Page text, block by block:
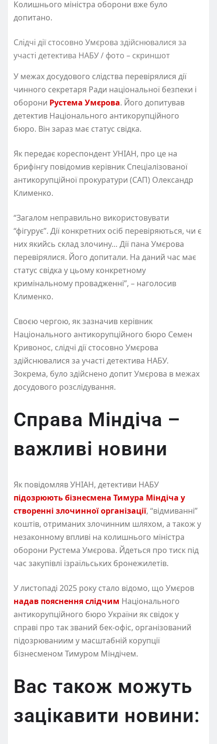
Колишнього міністра оборони вже було
допитано.
Слідчі дії стосовно Умєрова здійснювалися за
участі детектива НАБУ / фото – скриншот
У межах досудового слідства перевірялися дії
чинного секретаря Ради національної безпеки і
оборони Рустема Умєрова. Його допитував
детектив Національного антикорупційного
бюро. Він зараз має статус свідка.
Як передає кореспондент УНІАН, про це на
брифінгу повідомив керівник Спеціалізованої
антикорупційної прокуратури (САП) Олександр
Клименко.
“Загалом неправильно використовувати
“фігурує”. Дії конкретних осіб перевіряються, чи є
них якийсь склад злочину… Дії пана Умєрова
перевірялися. Його допитали. На даний час має
статус свідка у цьому конкретному
кримінальному провадженні”, – наголосив
Клименко.
Своєю чергою, як зазначив керівник
Національного антикорупційного бюро Семен
Кривонос, слідчі дії стосовно Умєрова
здійснювалися за участі детектива НАБУ.
Зокрема, було здійснено допит Умєрова в межах
досудового розслідування.
Справа Міндіча –
важливі новини
Як повідомляв УНІАН, детективи НАБУ
підозрюють бізнесмена Тимура Міндіча у
створенні злочинної організації, “відмиванні”
коштів, отриманих злочинним шляхом, а також у
незаконному впливі на колишнього міністра
оборони Рустема Умєрова. Йдеться про тиск під
час закупівлі ізраїльських бронежилетів.
У листопаді 2025 року стало відомо, що Умєров
надав пояснення слідчим Національного
антикорупційного бюро України як свідок у
справі про так званий бек-офіс, організований
підозрюваниим у масштабній корупції
бізнесменом Тимуром Міндічем.
Вас також можуть
зацікавити новини: